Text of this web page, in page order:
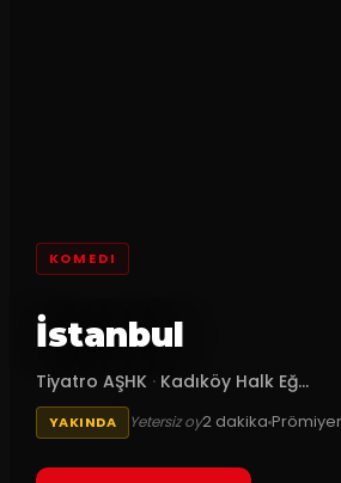
KOMEDI
İstanbul
Tiyatro AŞHK · Kadıköy Halk Eğ...
YAKINDA Yetersiz oy2 dakikaPrömiyer